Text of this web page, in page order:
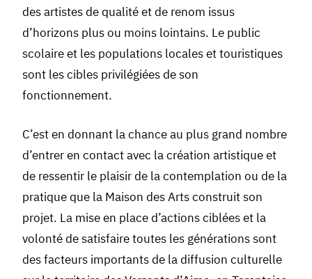
des artistes de qualité et de renom issus
d’horizons plus ou moins lointains. Le public
scolaire et les populations locales et touristiques
sont les cibles privilégiées de son
fonctionnement.
C’est en donnant la chance au plus grand nombre
d’entrer en contact avec la création artistique et
de ressentir le plaisir de la contemplation ou de la
pratique que la Maison des Arts construit son
projet. La mise en place d’actions ciblées et la
volonté de satisfaire toutes les générations sont
des facteurs importants de la diffusion culturelle